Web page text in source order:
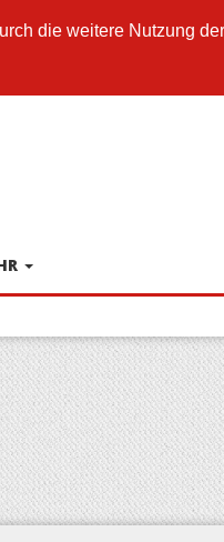
die weitere Nutzung